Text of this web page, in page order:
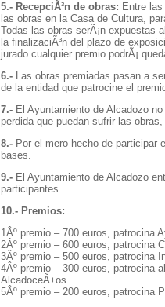
5.- RecepciÃ³n de obras: Entre
las obras en la Casa de Cultura,
Todas las obras serÃ¡n expuestas
la finalizaciÃ³n del plazo de
jurado cualquier premio podrÃ¡
6.- Las obras premiadas pasan a
de la entidad que patrocine el
7.- El Ayuntamiento de Alcadozo
perdida que puedan sufrir las
8.- Por el mero hecho de participar
bases.
9.- El Ayuntamiento de Alcadozo
participantes.
10.- Premios:
1Âº premio – 700 euros, patrocina
2Âº premio – 600 euros, patrocina
3Âº premio – 500 euros, patrocina
4Âº premio – 300 euros, patrocina
AlcadoceÃ±os
5Âº premio – 200 euros, patrocina